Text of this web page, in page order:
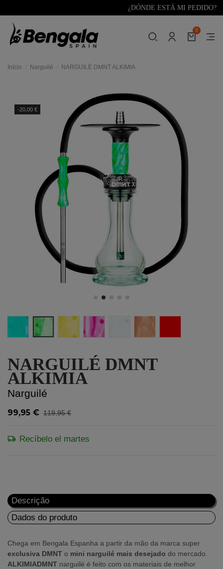
¿DÓNDE ESTÁ MI PEDIDO?
0
Início Narguilé NARGUILÉ DMNT ALKIMIA
-20,00 €
NARGUILÉ DMNT
ALKIMIA
Narguilé
99,95 € 119,95 €
TurquesaColocando verde
Amarelo-neonRosa Neon
Recíbelo el martes
Descrição
Dados do produto
Chega em Bengala Espanha a partir da mão da marca super
exclusiva DMNT o mini narguilé mais desejado do mercado.
ALKIMIADMNT narguilé é feito com os materiais de melhor